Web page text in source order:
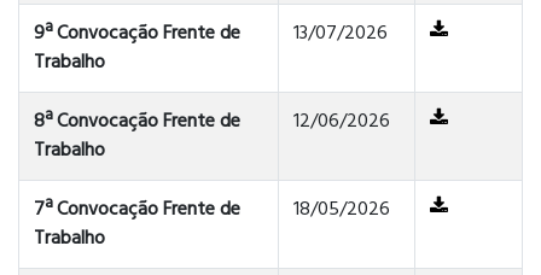
9ª Convocação Frente de
Trabalho
13/07/2026
8ª Convocação Frente de
Trabalho
12/06/2026
7ª Convocação Frente de
Trabalho
18/05/2026